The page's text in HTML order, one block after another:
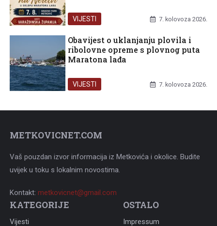
VIJESTI 7. kolovoza 2026.
Obavijest o uklanjanju plovila i
ribolovne opreme s plovnog puta
Maratona lađa
VIJESTI 7. kolovoza 2026.
METKOVICNET.COM
Vaš pouzdan izvor informacija iz Metkovića i okolice. Budite
uvijek u toku s lokalnim novostima.
Kontakt: metkovicnet@gmail.com
KATEGORIJE
Vijesti
OSTALO
Impressum